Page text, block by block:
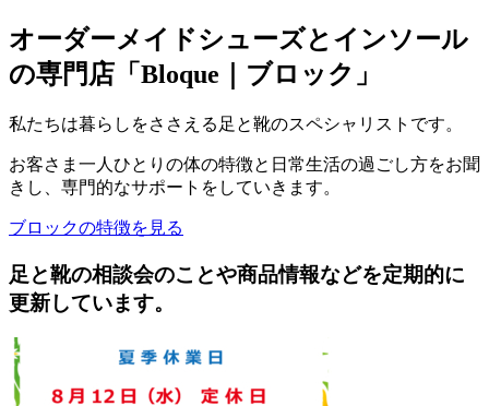
オーダーメイドシューズとインソール
の専門店「Bloque｜ブロック」
私たちは暮らしをささえる足と靴のスペシャリストです。
お客さま一人ひとりの体の特徴と日常生活の過ごし方をお聞
きし、専門的なサポートをしていきます。
ブロックの特徴を見る
足と靴の相談会のことや商品情報などを定期的に
更新しています。